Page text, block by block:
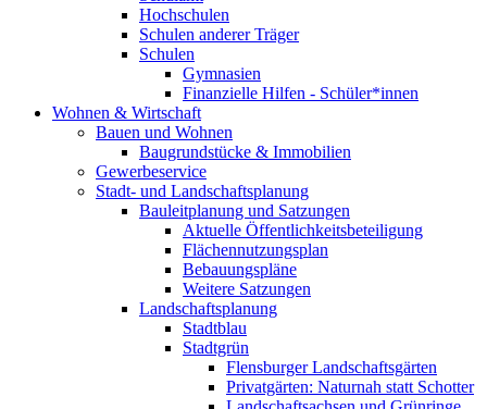
Hochschulen
Schulen anderer Träger
Schulen
Gymnasien
Finanzielle Hilfen - Schüler*innen
Wohnen & Wirtschaft
Bauen und Wohnen
Baugrundstücke & Immobilien
Gewerbeservice
Stadt- und Landschaftsplanung
Bauleitplanung und Satzungen
Aktuelle Öffentlichkeitsbeteiligung
Flächennutzungsplan
Bebauungspläne
Weitere Satzungen
Landschaftsplanung
Stadtblau
Stadtgrün
Flensburger Landschaftsgärten
Privatgärten: Naturnah statt Schotter